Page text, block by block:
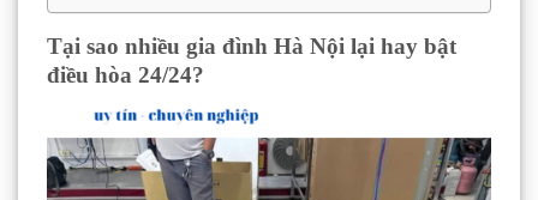
Tại sao nhiều gia đình Hà Nội lại hay bật
điều hòa 24/24?